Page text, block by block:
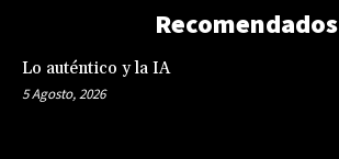
Recomendados
Lo auténtico y la IA
5 Agosto, 2026